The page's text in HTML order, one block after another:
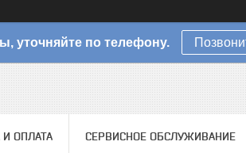
уточняйте по телефону.
И ОПЛАТА СЕРВИСНОЕ ОБСЛУЖИВАНИЕ